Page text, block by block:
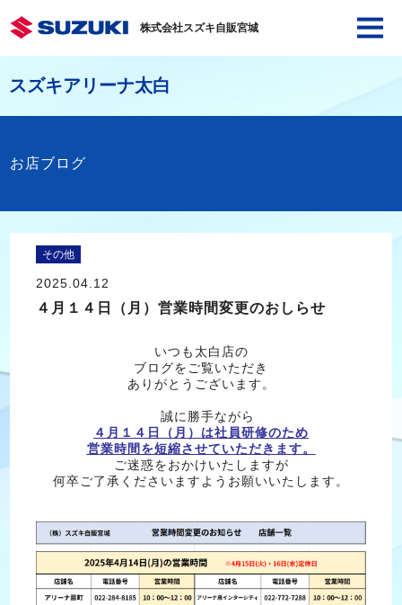
株式会社スズキ自販宮城
スズキアリーナ太白
お店ブログ
その他
2025.04.12
４月１４日（月）営業時間変更のおしらせ
いつも太白店の
ブログをご覧いただき
ありがとうございます。
誠に勝手ながら
４月１４日（月）は社員研修のため
営業時間を短縮させていただきます。
ご迷惑をおかけいたしますが
何卒ご了承くださいますようお願いいたします。